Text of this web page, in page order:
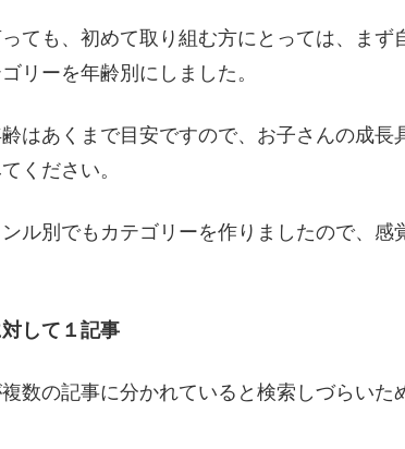
ても、初めて取り組む方にとっては、まず
リーを年齢別にしました。
はあくまで目安ですので、お子さんの成長
ください。
ル別でもカテゴリーを作りましたので、
して１記事
数の記事に分かれていると検索しづらい